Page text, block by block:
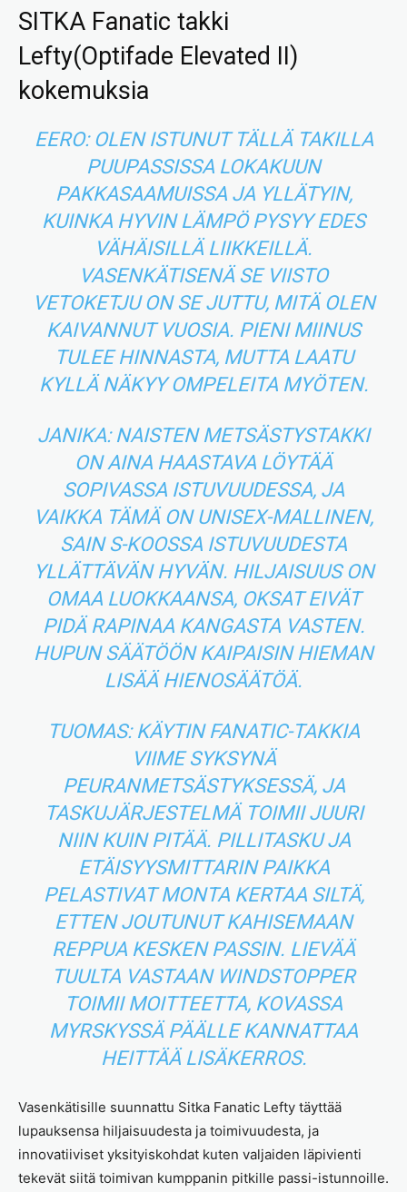
SITKA Fanatic takki
Lefty(Optifade Elevated II)
kokemuksia
EERO: OLEN ISTUNUT TÄLLÄ TAKILLA
PUUPASSISSA LOKAKUUN
PAKKASAAMUISSA JA YLLÄTYIN,
KUINKA HYVIN LÄMPÖ PYSYY EDES
VÄHÄISILLÄ LIIKKEILLÄ.
VASENKÄTISENÄ SE VIISTO
VETOKETJU ON SE JUTTU, MITÄ OLEN
KAIVANNUT VUOSIA. PIENI MIINUS
TULEE HINNASTA, MUTTA LAATU
KYLLÄ NÄKYY OMPELEITA MYÖTEN.
JANIKA: NAISTEN METSÄSTYSTAKKI
ON AINA HAASTAVA LÖYTÄÄ
SOPIVASSA ISTUVUUDESSA, JA
VAIKKA TÄMÄ ON UNISEX-MALLINEN,
SAIN S-KOOSSA ISTUVUUDESTA
YLLÄTTÄVÄN HYVÄN. HILJAISUUS ON
OMAA LUOKKAANSA, OKSAT EIVÄT
PIDÄ RAPINAA KANGASTA VASTEN.
HUPUN SÄÄTÖÖN KAIPAISIN HIEMAN
LISÄÄ HIENOSÄÄTÖÄ.
TUOMAS: KÄYTIN FANATIC-TAKKIA
VIIME SYKSYNÄ
PEURANMETSÄSTYKSESSÄ, JA
TASKUJÄRJESTELMÄ TOIMII JUURI
NIIN KUIN PITÄÄ. PILLITASKU JA
ETÄISYYSMITTARIN PAIKKA
PELASTIVAT MONTA KERTAA SILTÄ,
ETTEN JOUTUNUT KAHISEMAAN
REPPUA KESKEN PASSIN. LIEVÄÄ
TUULTA VASTAAN WINDSTOPPER
TOIMII MOITTEETTA, KOVASSA
MYRSKYSSÄ PÄÄLLE KANNATTAA
HEITTÄÄ LISÄKERROS.
Vasenkätisille suunnattu Sitka Fanatic Lefty täyttää
lupauksensa hiljaisuudesta ja toimivuudesta, ja
innovatiiviset yksityiskohdat kuten valjaiden läpivienti
tekevät siitä toimivan kumppanin pitkille passi-istunnoille.